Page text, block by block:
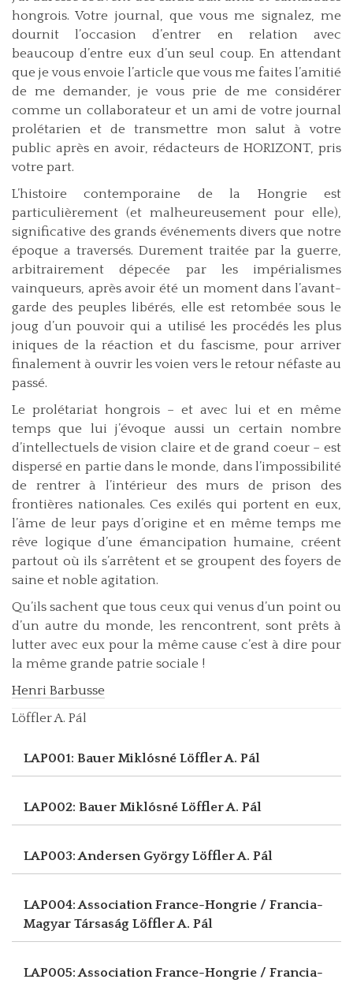
hongrois. Votre journal, que vous me signalez, me
dournit l’occasion d’entrer en relation avec
beaucoup d’entre eux d’un seul coup. En attendant
que je vous envoie l’article que vous me faites l’amitié
de me demander, je vous prie de me considérer
comme un collaborateur et un ami de votre journal
prolétarien et de transmettre mon salut à votre
public après en avoir, rédacteurs de HORIZONT, pris
votre part.
L’histoire contemporaine de la Hongrie est
particulièrement (et malheureusement pour elle),
significative des grands événements divers que notre
époque a traversés. Durement traitée par la guerre,
arbitrairement dépecée par les impérialismes
vainqueurs, après avoir été un moment dans l’avant-
garde des peuples libérés, elle est retombée sous le
joug d’un pouvoir qui a utilisé les procédés les plus
iniques de la réaction et du fascisme, pour arriver
finalement à ouvrir les voien vers le retour néfaste au
passé.
Le prolétariat hongrois – et avec lui et en même
temps que lui j’évoque aussi un certain nombre
d’intellectuels de vision claire et de grand coeur – est
dispersé en partie dans le monde, dans l’impossibilité
de rentrer à l’intérieur des murs de prison des
frontières nationales. Ces exilés qui portent en eux,
l’âme de leur pays d’origine et en même temps me
rêve logique d’une émancipation humaine, créent
partout où ils s’arrêtent et se groupent des foyers de
saine et noble agitation.
Qu’ils sachent que tous ceux qui venus d’un point ou
d’un autre du monde, les rencontrent, sont prêts à
lutter avec eux pour la même cause c’est à dire pour
la même grande patrie sociale !
Henri Barbusse
Löffler A. Pál
LAP001: Bauer Miklósné Löffler A. Pál
LAP002: Bauer Miklósné Löffler A. Pál
LAP003: Andersen GyörgyLöffler A. Pál
LAP004: Association France-Hongrie / Francia-
Magyar Társaság Löffler A. Pál
LAP005: Association France-Hongrie / Francia-